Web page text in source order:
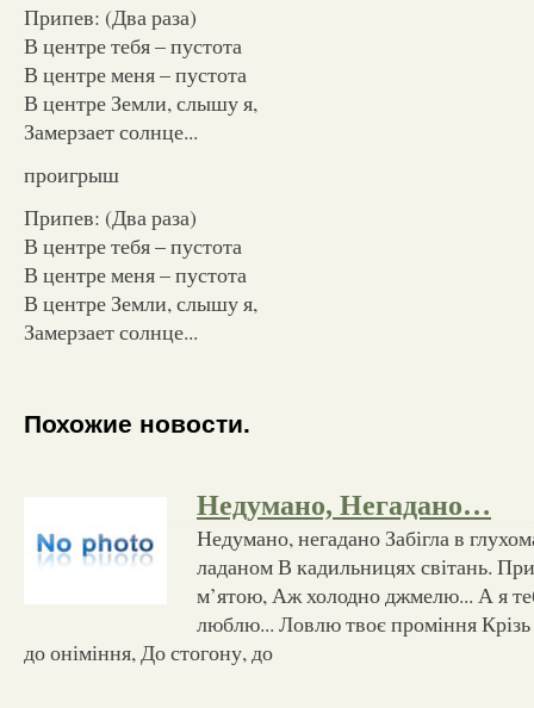
Припев: (Два раза)
В центре тебя – пустота
В центре меня – пустота
В центре Земли, слышу я,
Замерзает солнце...
проигрыш
Припев: (Два раза)
В центре тебя – пустота
В центре меня – пустота
В центре Земли, слышу я,
Замерзает солнце...
Похожие новости.
Недумано, Негадано…
Недумано, негадано Забігла в
ладаном В кадильницях світань.
м’ятою, Аж холодно джмелю... А я
люблю... Ловлю твоє проміння
до оніміння, До стогону, до